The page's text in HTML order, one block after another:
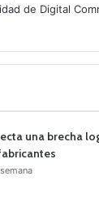
de Digital
una brecha